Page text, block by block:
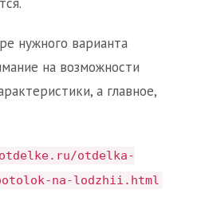
нужного варианта
на возможности
а главное,
otdelka-
na-lodzhii.html